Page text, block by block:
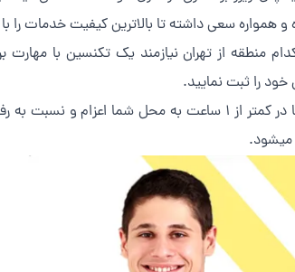
سعی داشته تا بالاترین کیفیت خدمات را با
منطقه از تهران نیازمند یک تکنسین با مهارت
را ثبت نمایید.
میشود.